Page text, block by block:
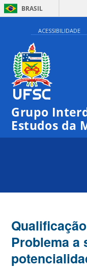
BRASIL
ACESSIBILIDADE
Grupo
Estudos da
Problema a